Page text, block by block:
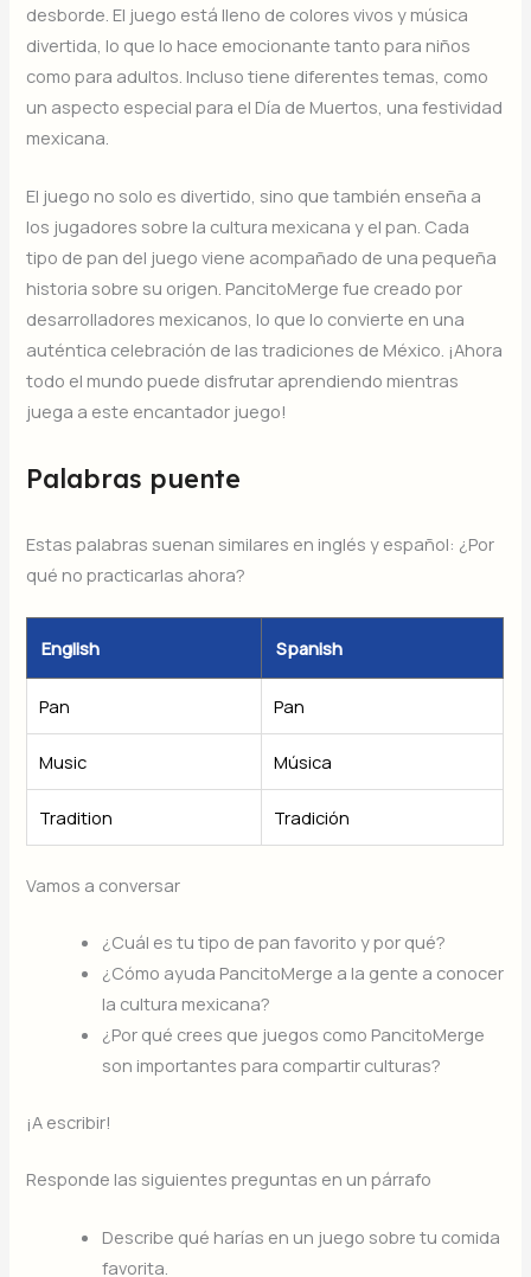
desborde. El juego está lleno de colores vivos y música
divertida, lo que lo hace emocionante tanto para niños
como para adultos. Incluso tiene diferentes temas, como
un aspecto especial para el Día de Muertos, una festividad
mexicana.
El juego no solo es divertido, sino que también enseña a
los jugadores sobre la cultura mexicana y el pan. Cada
tipo de pan del juego viene acompañado de una pequeña
historia sobre su origen. PancitoMerge fue creado por
desarrolladores mexicanos, lo que lo convierte en una
auténtica celebración de las tradiciones de México. ¡Ahora
todo el mundo puede disfrutar aprendiendo mientras
juega a este encantador juego!
Palabras puente
Estas palabras suenan similares en inglés y español: ¿Por
qué no practicarlas ahora?
English Spanish
Pan Pan
Music Música
Tradition Tradición
Vamos a conversar
¿Cuál es tu tipo de pan favorito y por qué?
¿Cómo ayuda PancitoMerge a la gente a conocer
la cultura mexicana?
¿Por qué crees que juegos como PancitoMerge
son importantes para compartir culturas?
¡A escribir!
Responde las siguientes preguntas en un párrafo
Describe qué harías en un juego sobre tu comida
favorita.